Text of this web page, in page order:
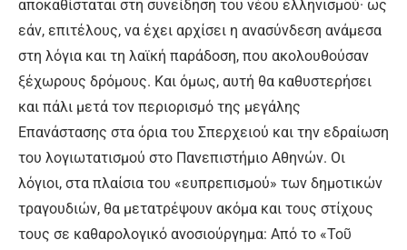
αποκαθίσταται στη συνείδηση του νέου ελληνισμού· ως
εάν, επιτέλους, να έχει αρχίσει η ανασύνδεση ανάμεσα
στη λόγια και τη λαϊκή παράδοση, που ακολουθούσαν
ξέχωρους δρόμους. Και όμως, αυτή θα καθυστερήσει
και πάλι μετά τον περιορισμό της μεγάλης
Επανάστασης στα όρια του Σπερχειού και την εδραίωση
του λογιωτατισμού στο Πανεπιστήμιο Αθηνών. Οι
λόγιοι, στα πλαίσια του «ευπρεπισμού» των δημοτικών
τραγουδιών, θα μετατρέψουν ακόμα και τους στίχους
τους σε καθαρολογικό ανοσιούργημα: Από το «Τοῦ